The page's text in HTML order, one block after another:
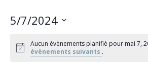
5/7/2024
une
Aucun évènements planifié pour mai 7,
évènements suivants .